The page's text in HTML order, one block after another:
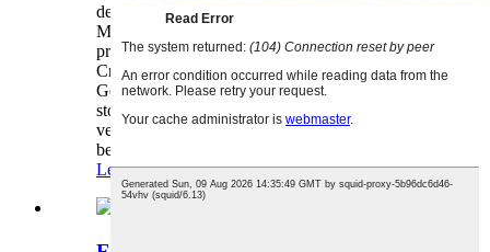
deur admin op 22-08-15
Meganiese wyser-dashboard Maak die rit meer
pret en die rit-inligting duideliker om te sien
Cruise-windafleier Gestroomlynde ontwerp
Gedeelde lugvloei Aantreklike voorkoms Voorste
stoorkompartement multifunksionele
veiligheidsslot Die stuurstang is maklik om te
beheer, en toegerus met...
Lees meer